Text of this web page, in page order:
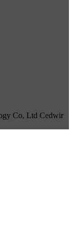
Co, Ltd Cedwir